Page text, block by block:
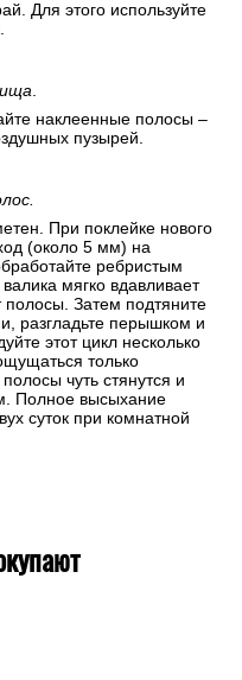
Для этого используйте
.
наклеенные полосы –
пузырей.
При поклейке нового
(около 5 мм) на
ребристым
мягко вдавливает
полосы. Затем подтяните
разгладьте перышком и
этот цикл несколько
только
чуть стянутся и
Полное высыхание
суток при комнатной